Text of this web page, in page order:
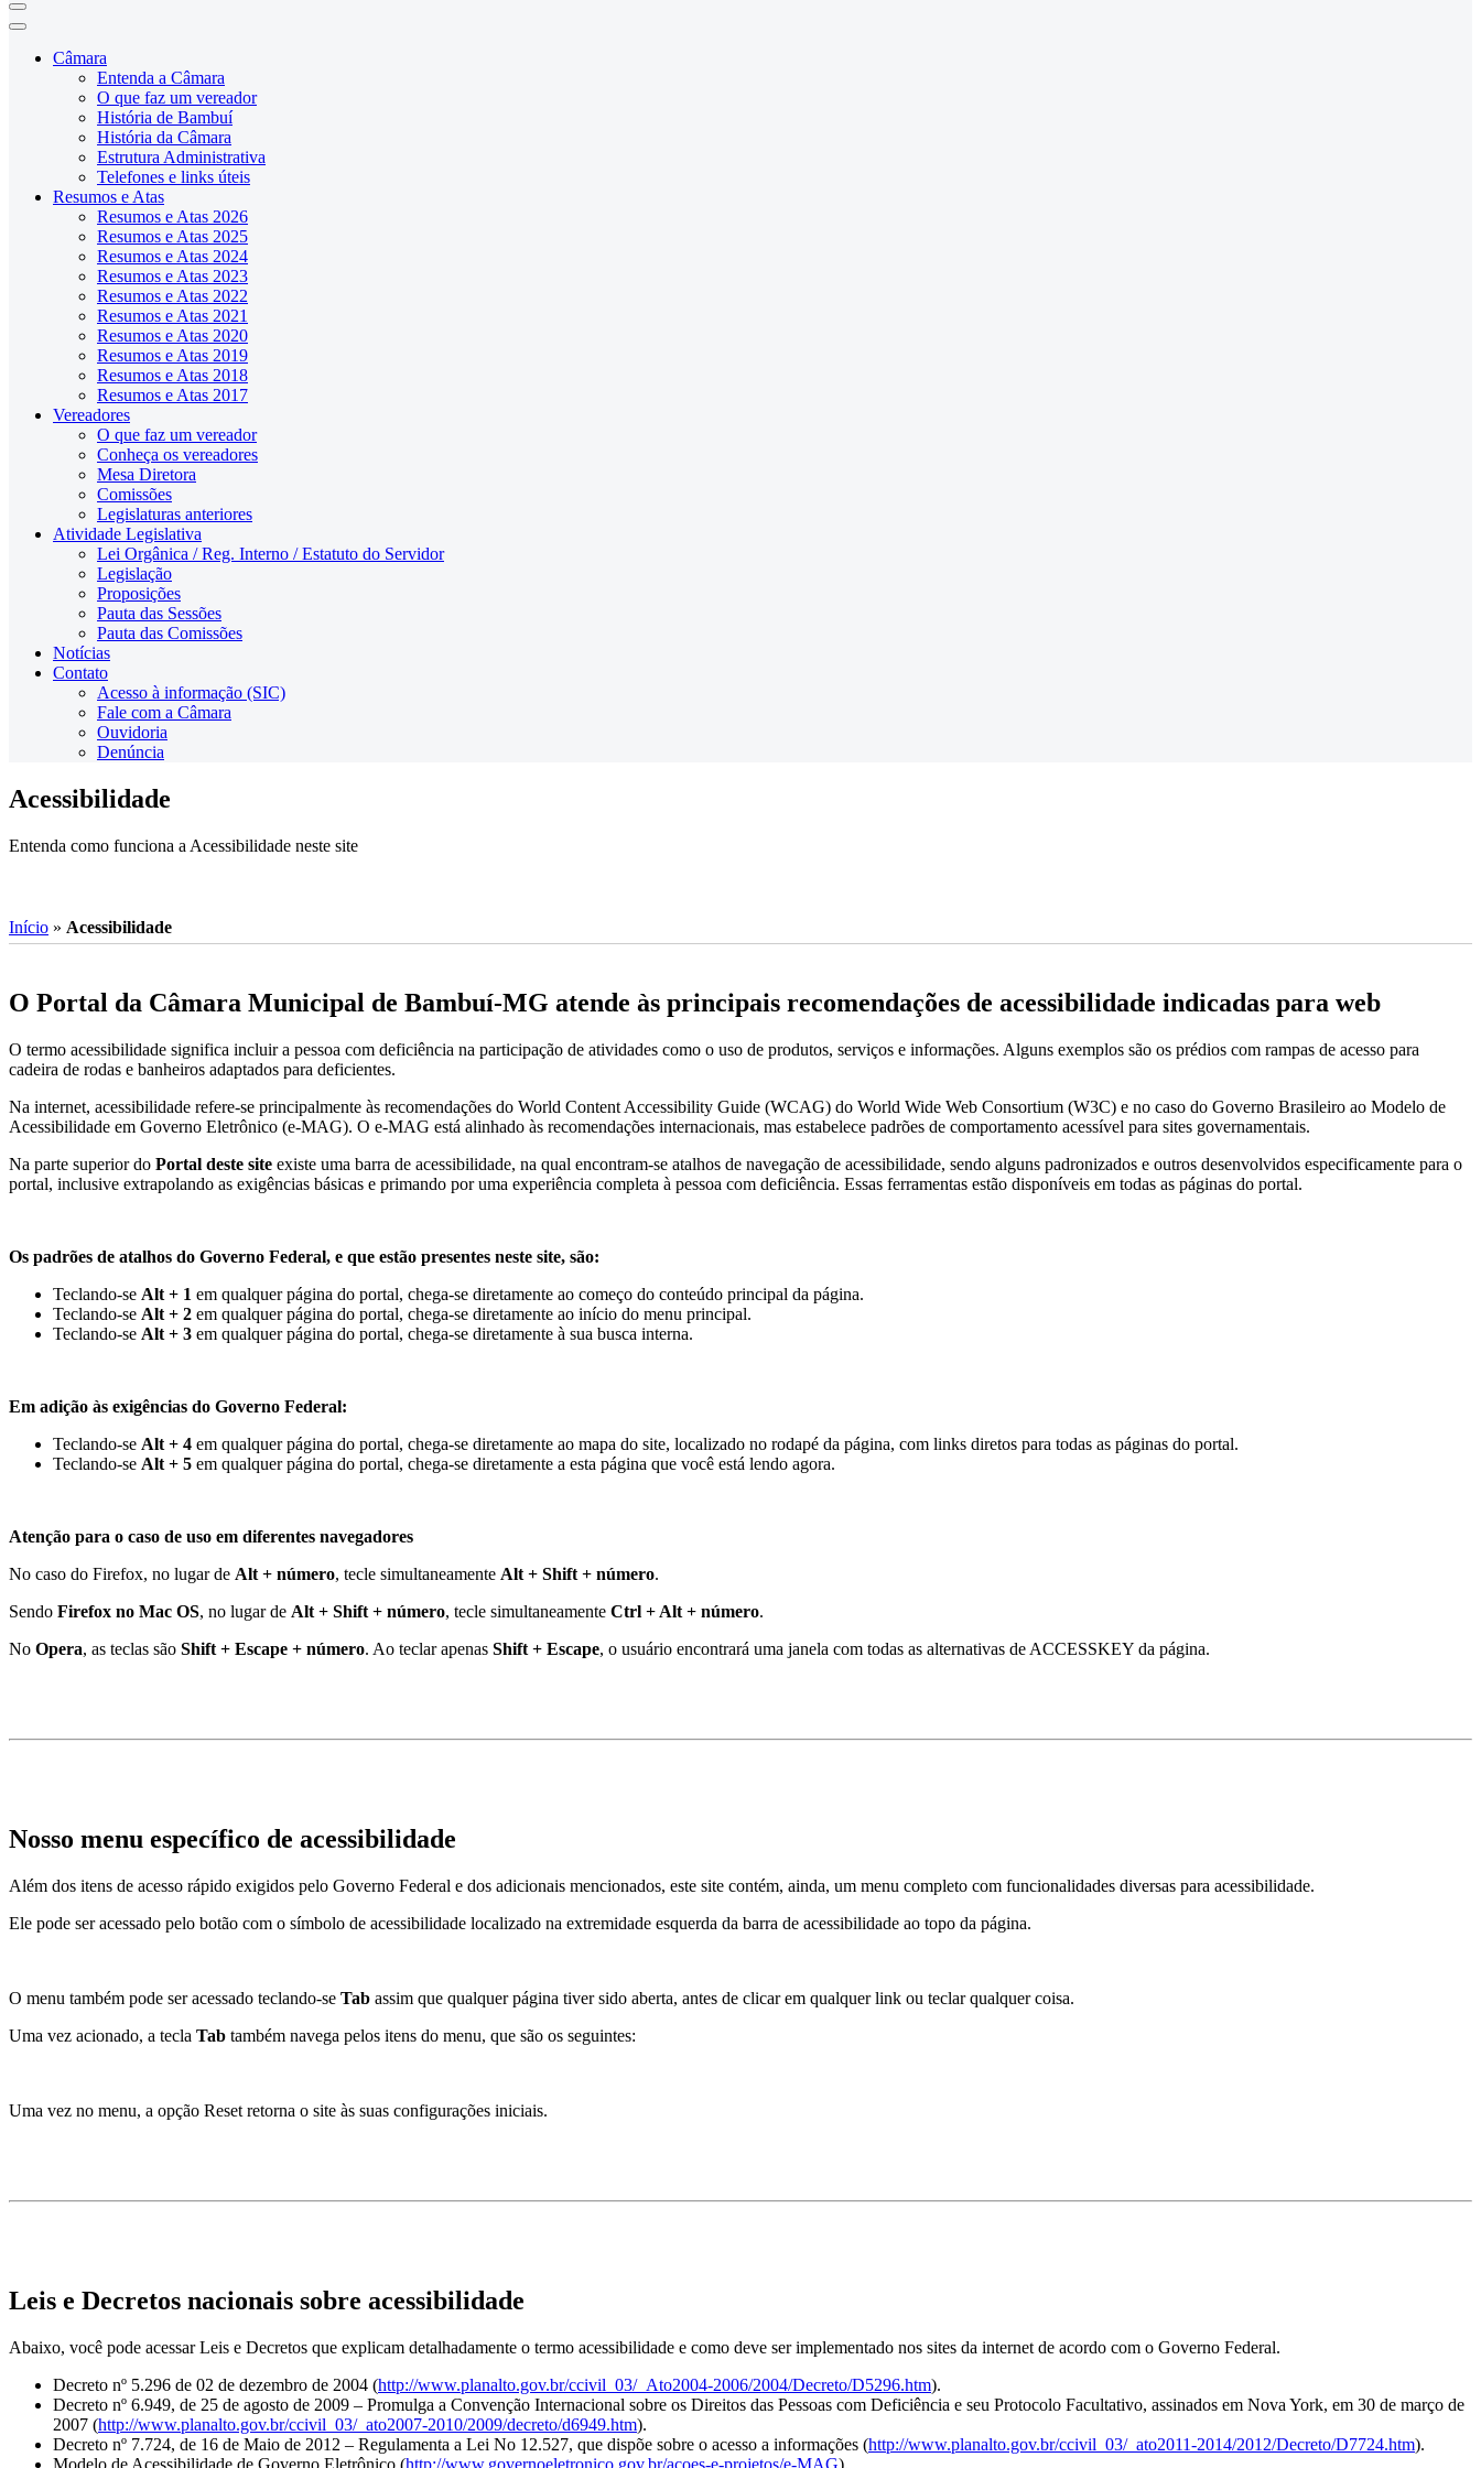
Câmara
Entenda a Câmara
O que faz um vereador
História de Bambuí
História da Câmara
Estrutura Administrativa
Telefones e links úteis
Resumos e Atas
Resumos e Atas 2026
Resumos e Atas 2025
Resumos e Atas 2024
Resumos e Atas 2023
Resumos e Atas 2022
Resumos e Atas 2021
Resumos e Atas 2020
Resumos e Atas 2019
Resumos e Atas 2018
Resumos e Atas 2017
Vereadores
O que faz um vereador
Conheça os vereadores
Mesa Diretora
Comissões
Legislaturas anteriores
Atividade Legislativa
Lei Orgânica / Reg. Interno / Estatuto do Servidor
Legislação
Proposições
Pauta das Sessões
Pauta das Comissões
Notícias
Contato
Acesso à informação (SIC)
Fale com a Câmara
Ouvidoria
Denúncia
Acessibilidade
Entenda como funciona a Acessibilidade neste site
Início » Acessibilidade
O Portal da Câmara Municipal de Bambuí-MG atende às principais recomendações de acessibilidade indicadas para web
O termo acessibilidade significa incluir a pessoa com deficiência na participação de atividades como o uso de produtos, serviços e informações. Alguns exemplos são os prédios com rampas de acesso para
cadeira de rodas e banheiros adaptados para deficientes.
Na internet, acessibilidade refere-se principalmente às recomendações do World Content Accessibility Guide (WCAG) do World Wide Web Consortium (W3C) e no caso do Governo Brasileiro ao Modelo de
Acessibilidade em Governo Eletrônico (e-MAG). O e-MAG está alinhado às recomendações internacionais, mas estabelece padrões de comportamento acessível para sites governamentais.
Na parte superior do Portal deste site existe uma barra de acessibilidade, na qual encontram-se atalhos de navegação de acessibilidade, sendo alguns padronizados e outros desenvolvidos especificamente para o
portal, inclusive extrapolando as exigências básicas e primando por uma experiência completa à pessoa com deficiência. Essas ferramentas estão disponíveis em todas as páginas do portal.
Os padrões de atalhos do Governo Federal, e que estão presentes neste site, são:
Teclando-se Alt + 1 em qualquer página do portal, chega-se diretamente ao começo do conteúdo principal da página.
Teclando-se Alt + 2 em qualquer página do portal, chega-se diretamente ao início do menu principal.
Teclando-se Alt + 3 em qualquer página do portal, chega-se diretamente à sua busca interna.
Em adição às exigências do Governo Federal:
Teclando-se Alt + 4 em qualquer página do portal, chega-se diretamente ao mapa do site, localizado no rodapé da página, com links diretos para todas as páginas do portal.
Teclando-se Alt + 5 em qualquer página do portal, chega-se diretamente a esta página que você está lendo agora.
Atenção para o caso de uso em diferentes navegadores
No caso do Firefox, no lugar de Alt + número, tecle simultaneamente Alt + Shift + número.
Sendo Firefox no Mac OS, no lugar de Alt + Shift + número, tecle simultaneamente Ctrl + Alt + número.
No Opera, as teclas são Shift + Escape + número. Ao teclar apenas Shift + Escape, o usuário encontrará uma janela com todas as alternativas de ACCESSKEY da página.
Nosso menu específico de acessibilidade
Além dos itens de acesso rápido exigidos pelo Governo Federal e dos adicionais mencionados, este site contém, ainda, um menu completo com funcionalidades diversas para acessibilidade.
Ele pode ser acessado pelo botão com o símbolo de acessibilidade localizado na extremidade esquerda da barra de acessibilidade ao topo da página.
O menu também pode ser acessado teclando-se Tab assim que qualquer página tiver sido aberta, antes de clicar em qualquer link ou teclar qualquer coisa.
Uma vez acionado, a tecla Tab também navega pelos itens do menu, que são os seguintes:
Uma vez no menu, a opção Reset retorna o site às suas configurações iniciais.
Leis e Decretos nacionais sobre acessibilidade
Abaixo, você pode acessar Leis e Decretos que explicam detalhadamente o termo acessibilidade e como deve ser implementado nos sites da internet de acordo com o Governo Federal.
Decreto nº 5.296 de 02 de dezembro de 2004 (http://www.planalto.gov.br/ccivil_03/_Ato2004-2006/2004/Decreto/D5296.htm).
Decreto nº 6.949, de 25 de agosto de 2009 – Promulga a Convenção Internacional sobre os Direitos das Pessoas com Deficiência e seu Protocolo Facultativo, assinados em Nova York, em 30 de março de
2007 (http://www.planalto.gov.br/ccivil_03/_ato2007-2010/2009/decreto/d6949.htm).
Decreto nº 7.724, de 16 de Maio de 2012 – Regulamenta a Lei No 12.527, que dispõe sobre o acesso a informações (http://www.planalto.gov.br/ccivil_03/_ato2011-2014/2012/Decreto/D7724.htm).
Modelo de Acessibilidade de Governo Eletrônico (http://www.governoeletronico.gov.br/acoes-e-projetos/e-MAG).